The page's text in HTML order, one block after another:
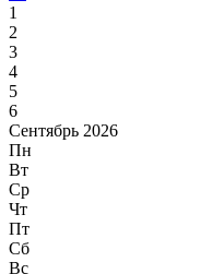
1
2
3
4
5
6
Сентябрь 2026
Пн
Вт
Ср
Чт
Пт
Сб
Вс